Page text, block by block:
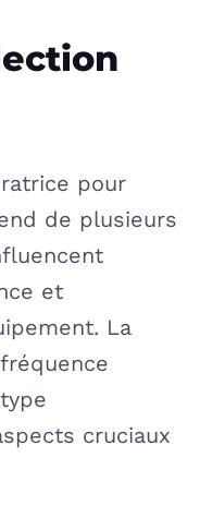
pour
de plusieurs
et
La
cruciaux